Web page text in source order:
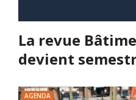
La revue
devient
AGENDA